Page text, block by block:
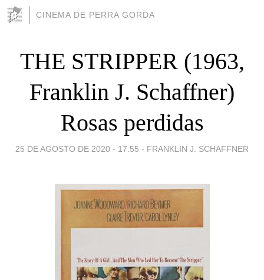
CINEMA DE PERRA GORDA
THE STRIPPER (1963,
Franklin J. Schaffner)
Rosas perdidas
25 DE AGOSTO DE 2020 - 17:55 - FRANKLIN J. SCHAFFNER